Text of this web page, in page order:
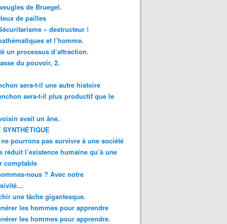
de Bruegel.
de pailles
» destructeur !
et l’homme.
un processus d’attraction.
du pouvoir, 2.
sera-t-il une autre histoire
sera-t-il plus productif que le
avait un âne.
SYNTHÉTIQUE
pourrons pas survivre à une société
réduit l’existence humaine qu’à une
comptable
nous ? Avec notre
une tâche gigantesque.
les hommes pour apprendre
les hommes pour apprendre.